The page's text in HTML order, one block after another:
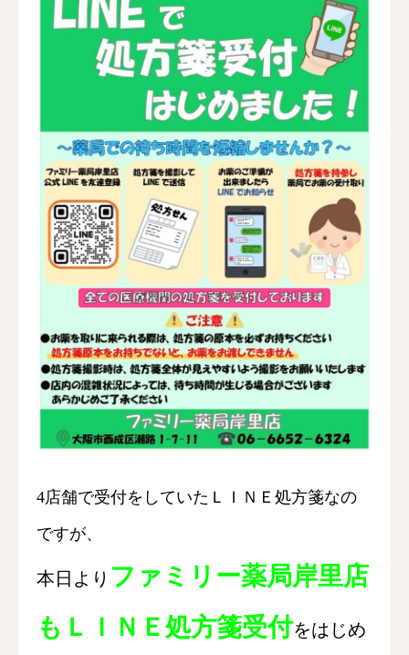
4店舗で受付をしていたＬＩＮＥ処方箋なの
ですが、
本日より ファミリー薬局岸里店
もＬＩＮＥ処方箋受付をはじめ